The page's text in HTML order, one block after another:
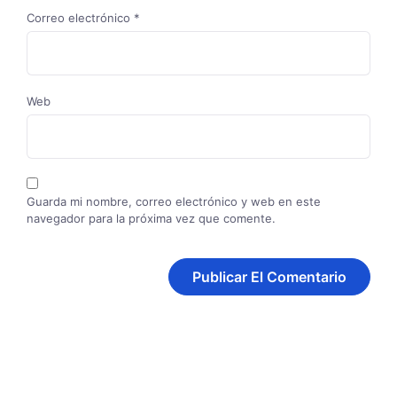
Correo electrónico *
Web
Guarda mi nombre, correo electrónico y web en este
navegador para la próxima vez que comente.